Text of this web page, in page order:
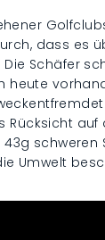
dass es
Schäfer
heute
Rücksicht auf
schweren
Umwelt